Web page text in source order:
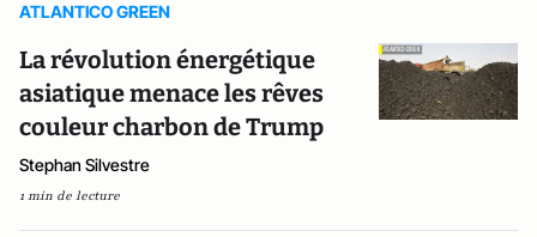
ATLANTICO GREEN
La révolution énergétique
asiatique menace les rêves
couleur charbon de Trump
Stephan Silvestre
1 min de lecture